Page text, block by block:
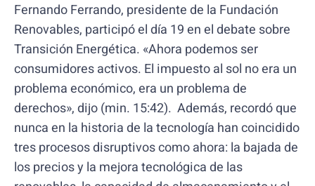
Fernando Ferrando, presidente de la Fundación
Renovables, participó el día 19 en el debate sobre
Transición Energética. «Ahora podemos ser
consumidores activos. El impuesto al sol no era un
problema económico, era un problema de
derechos», dijo (min. 15:42). Además, recordó que
nunca en la historia de la tecnología han coincidido
tres procesos disruptivos como ahora: la bajada de
los precios y la mejora tecnológica de las